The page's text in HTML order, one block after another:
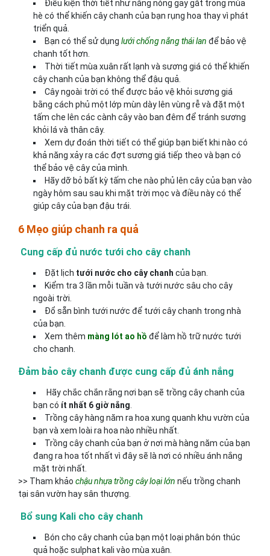
Điều kiện thời tiết như nắng nóng gay gắt trong mùa
hè có thể khiến cây chanh của bạn rụng hoa thay vì phát
triển quả.
Bạn có thể sử dụng lưới chống nắng thái lan để bảo vệ
chanh tốt hơn.
Thời tiết mùa xuân rất lạnh và sương giá có thể khiến
cây chanh của bạn không thể đậu quả.
Cây ngoài trời có thể được bảo vệ khỏi sương giá
bằng cách phủ một lớp mùn dày lên vùng rễ và đặt một
tấm che lên các cành cây vào ban đêm để tránh sương
khỏi lá và thân cây.
Xem dự đoán thời tiết có thể giúp bạn biết khi nào có
khả năng xảy ra các đợt sương giá tiếp theo và bạn có
thể bảo vệ cây của mình.
Hãy dỡ bỏ bất kỳ tấm che nào phủ lên cây của bạn vào
ngày hôm sau sau khi mặt trời mọc và điều này có thể
giúp cây của bạn đậu trái.
6 Mẹo giúp chanh ra quả
Cung cấp đủ nước tưới cho cây chanh
Đặt lịch tưới nước cho cây chanh của bạn.
Kiểm tra 3 lần mỗi tuần và tưới nước sâu cho cây
ngoài trời.
Đổ sẵn bình tưới nước để tưới cây chanh trong nhà
của bạn.
Xem thêm màng lót ao hồ để làm hồ trữ nước tưới
cho chanh.
Đảm bảo cây chanh được cung cấp đủ ánh nắng
Hãy chắc chắn rằng nơi bạn sẽ trồng cây chanh của
bạn có ít nhất 6 giờ nắng
Trồng cây hàng năm ra hoa xung quanh khu vườn của
bạn và xem loài ra hoa nào nhiều nhất.
Trồng cây chanh của bạn ở nơi mà hàng năm của bạn
đang ra hoa tốt nhất vì đây sẽ là nơi có nhiều ánh nắng
mặt trời nhất.
>> Tham khảo chậu nhựa trồng cây loại lớn nếu trồng chanh
tại sân vườn hay sân thượng.
Bổ sung Kali cho cây chanh
Bón cho cây chanh của bạn một loại phân bón thúc
quả hoặc sulphat kali vào mùa xuân.